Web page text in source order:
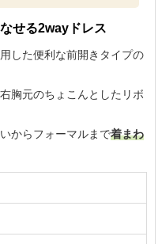
せる2wayドレス
した便利な前開きタイプの
胸元のちょこんとしたリボ
からフォーマルまで着まわ